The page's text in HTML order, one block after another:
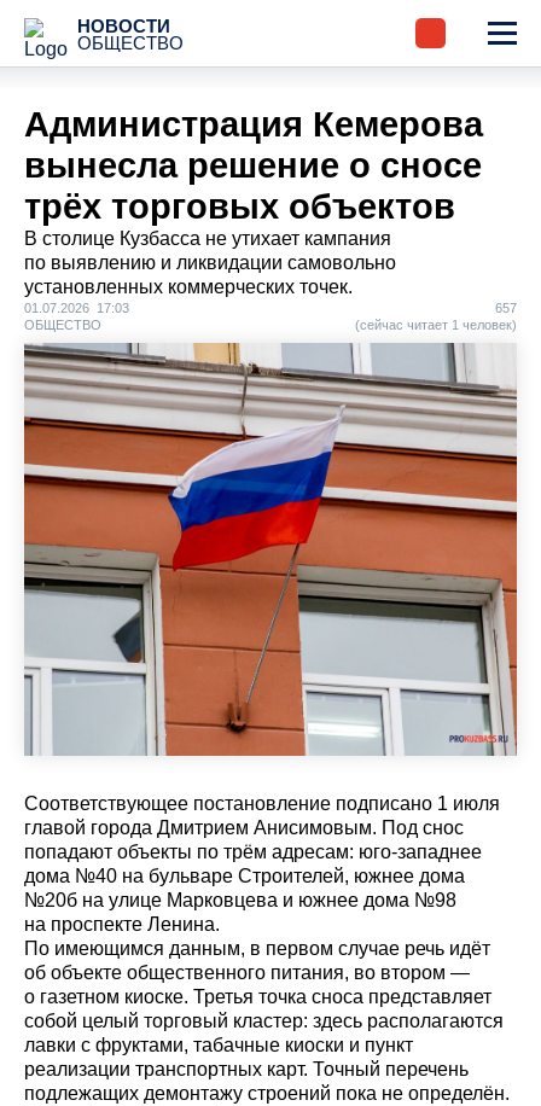
НОВОСТИ
ОБЩЕСТВО
Администрация Кемерова
вынесла решение о сносе
трёх торговых объектов
В столице Кузбасса не утихает кампания
по выявлению и ликвидации самовольно
установленных коммерческих точек.
01.07.2026 17:03
ОБЩЕСТВО
657
(сейчас читает 1 человек)
Соответствующее постановление подписано 1 июля
главой города Дмитрием Анисимовым. Под снос
попадают объекты по трём адресам: юго-западнее
дома №40 на бульваре Строителей, южнее дома
№20б на улице Марковцева и южнее дома №98
на проспекте Ленина.
По имеющимся данным, в первом случае речь идёт
об объекте общественного питания, во втором —
о газетном киоске. Третья точка сноса представляет
собой целый торговый кластер: здесь располагаются
лавки с фруктами, табачные киоски и пункт
реализации транспортных карт. Точный перечень
подлежащих демонтажу строений пока не определён.